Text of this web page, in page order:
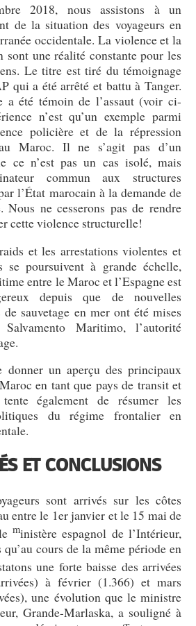
2018, nous assistons à un
de la situation des voyageurs en
occidentale. La violence et la
sont une réalité constante pour les
Le titre est tiré du témoignage
qui a été arrêté et battu à Tanger.
a été témoin de l’assaut (voir ci-
n’est qu’un exemple parmi
policière et de la répression
Maroc. Il ne s’agit pas d’un
ce n’est pas un cas isolé, mais
commun aux structures
l’État marocain à la demande de
Nous ne cesserons pas de rendre
cette violence structurelle!
et les arrestations violentes et
poursuivent à grande échelle,
entre le Maroc et l’Espagne est
depuis que de nouvelles
sauvetage en mer ont été mises
Maritimo, l’autorité
donner un aperçu des principaux
en tant que pays de transit et
également de résumer les
du régime frontalier en
ET CONCLUSIONS
sont arrivés sur les côtes
entre le 1er janvier et le 15 mai de
ministère espagnol de l’Intérieur,
cours de la même période en
une forte baisse des arrivées
à février (1.366) et mars
une évolution que le ministre
Grande-Marlaska, a souligné à